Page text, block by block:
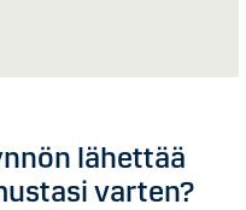
lähettää
varten?